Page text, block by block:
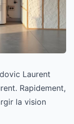
Laurent
Rapidement,
la vision